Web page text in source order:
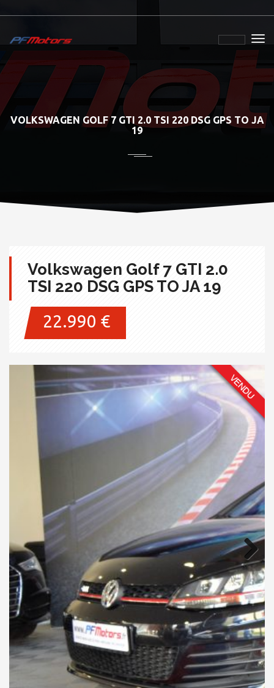
VOLKSWAGEN GOLF 7 GTI 2.0 TSI 220 DSG GPS TO JA
19
Volkswagen Golf 7 GTI 2.0
TSI 220 DSG GPS TO JA 19
22.990 €
Next